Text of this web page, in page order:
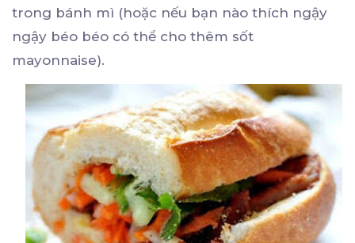
trong bánh mì (hoặc nếu bạn nào thích ngậy
ngậy béo béo có thể cho thêm sốt
mayonnaise).